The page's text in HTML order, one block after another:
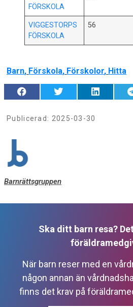
FÖRSKOLA
VIGGESTORPS
FÖRSKOLA
56
Barn, Förskola, Förskolor, Hitta
Publicerad: 2025-03-30
Barnrättsgruppen
Ska ditt barn resa?
När barn reser med en
någon annan än
finns det krav på